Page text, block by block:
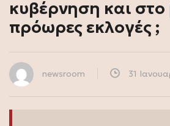
κυβέρνηση και
πρόωρες εκλογές ;
newsroom 31